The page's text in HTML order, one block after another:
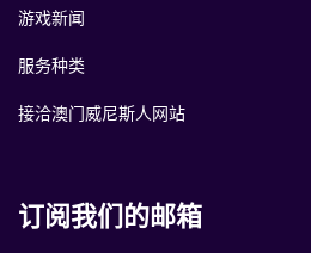
游戏新闻
服务种类
接洽澳门威尼斯人网站
订阅我们的邮箱